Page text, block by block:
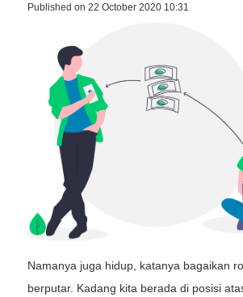
Published on 22 October 2020 10:31
Namanya juga hidup, katanya bagaikan
berputar. Kadang kita berada di posisi